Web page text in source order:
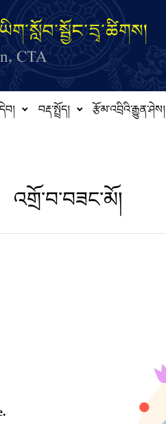
CTA
བརྡ་སྤྲོད། རྩོམ་འབྲིའི་རྒྱུན་ཤེས།
འགྲོ་བ་བཟང་མོ།